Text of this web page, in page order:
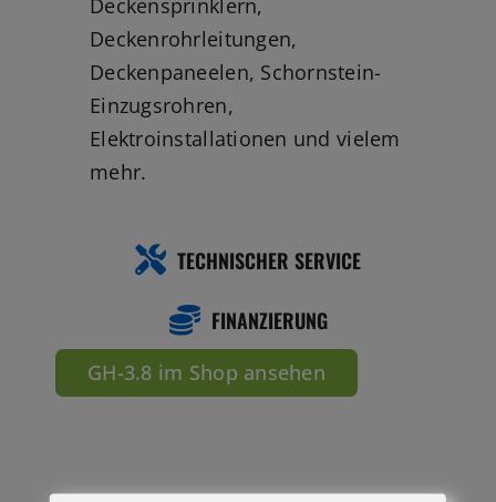
Deckenpaneelen, Schornstein-
Einzugsrohren,
Elektroinstallationen und vielem
mehr.
FINANZIERUNG
GH-3.8 im Shop ansehen